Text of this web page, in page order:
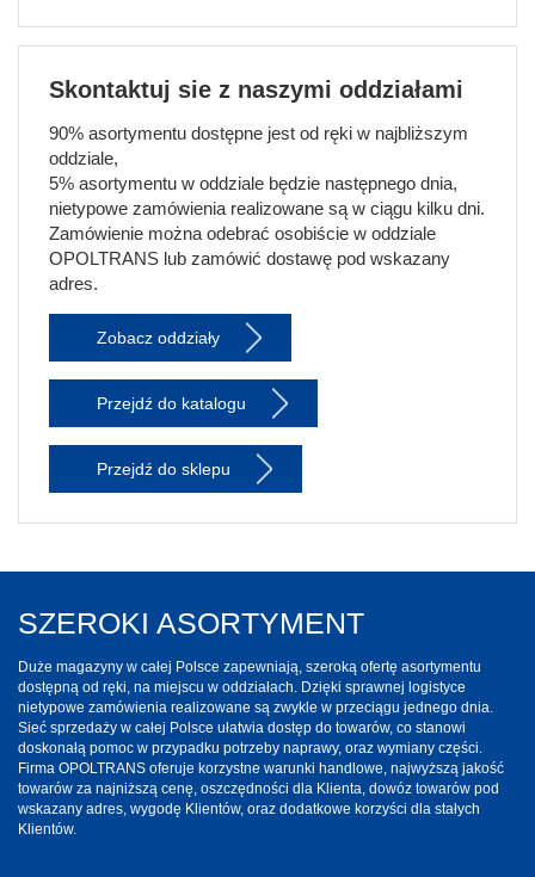
Skontaktuj sie z naszymi oddziałami
90% asortymentu dostępne jest od ręki w najbliższym
oddziale,
5% asortymentu w oddziale będzie następnego dnia,
nietypowe zamówienia realizowane są w ciągu kilku dni.
Zamówienie można odebrać osobiście w oddziale
OPOLTRANS lub zamówić dostawę pod wskazany
adres.
Zobacz oddziały
Przejdź do katalogu
Przejdź do sklepu
SZEROKI ASORTYMENT
Duże magazyny w całej Polsce zapewniają, szeroką ofertę asortymentu
dostępną od ręki, na miejscu w oddziałach. Dzięki sprawnej logistyce
nietypowe zamówienia realizowane są zwykle w przeciągu jednego dnia.
Sieć sprzedaży w całej Polsce ułatwia dostęp do towarów, co stanowi
doskonałą pomoc w przypadku potrzeby naprawy, oraz wymiany części.
Firma OPOLTRANS oferuje korzystne warunki handlowe, najwyższą jakość
towarów za najniższą cenę, oszczędności dla Klienta, dowóz towarów pod
wskazany adres, wygodę Klientów, oraz dodatkowe korzyści dla stałych
Klientów.